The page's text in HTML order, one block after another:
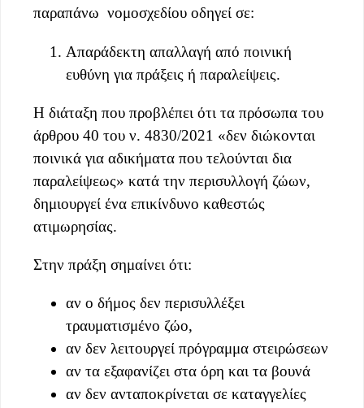
παραπάνω νομοσχεδίου οδηγεί σε:
Απαράδεκτη απαλλαγή από ποινική
ευθύνη για πράξεις ή παραλείψεις.
Η διάταξη που προβλέπει ότι τα πρόσωπα του
άρθρου 40 του ν. 4830/2021 «δεν διώκονται
ποινικά για αδικήματα που τελούνται δια
παραλείψεως» κατά την περισυλλογή ζώων,
δημιουργεί ένα επικίνδυνο καθεστώς
ατιμωρησίας.
Στην πράξη σημαίνει ότι:
αν ο δήμος δεν περισυλλέξει
τραυματισμένο ζώο,
αν δεν λειτουργεί πρόγραμμα στειρώσεων
αν τα εξαφανίζει στα όρη και τα βουνά
αν δεν ανταποκρίνεται σε καταγγελίες